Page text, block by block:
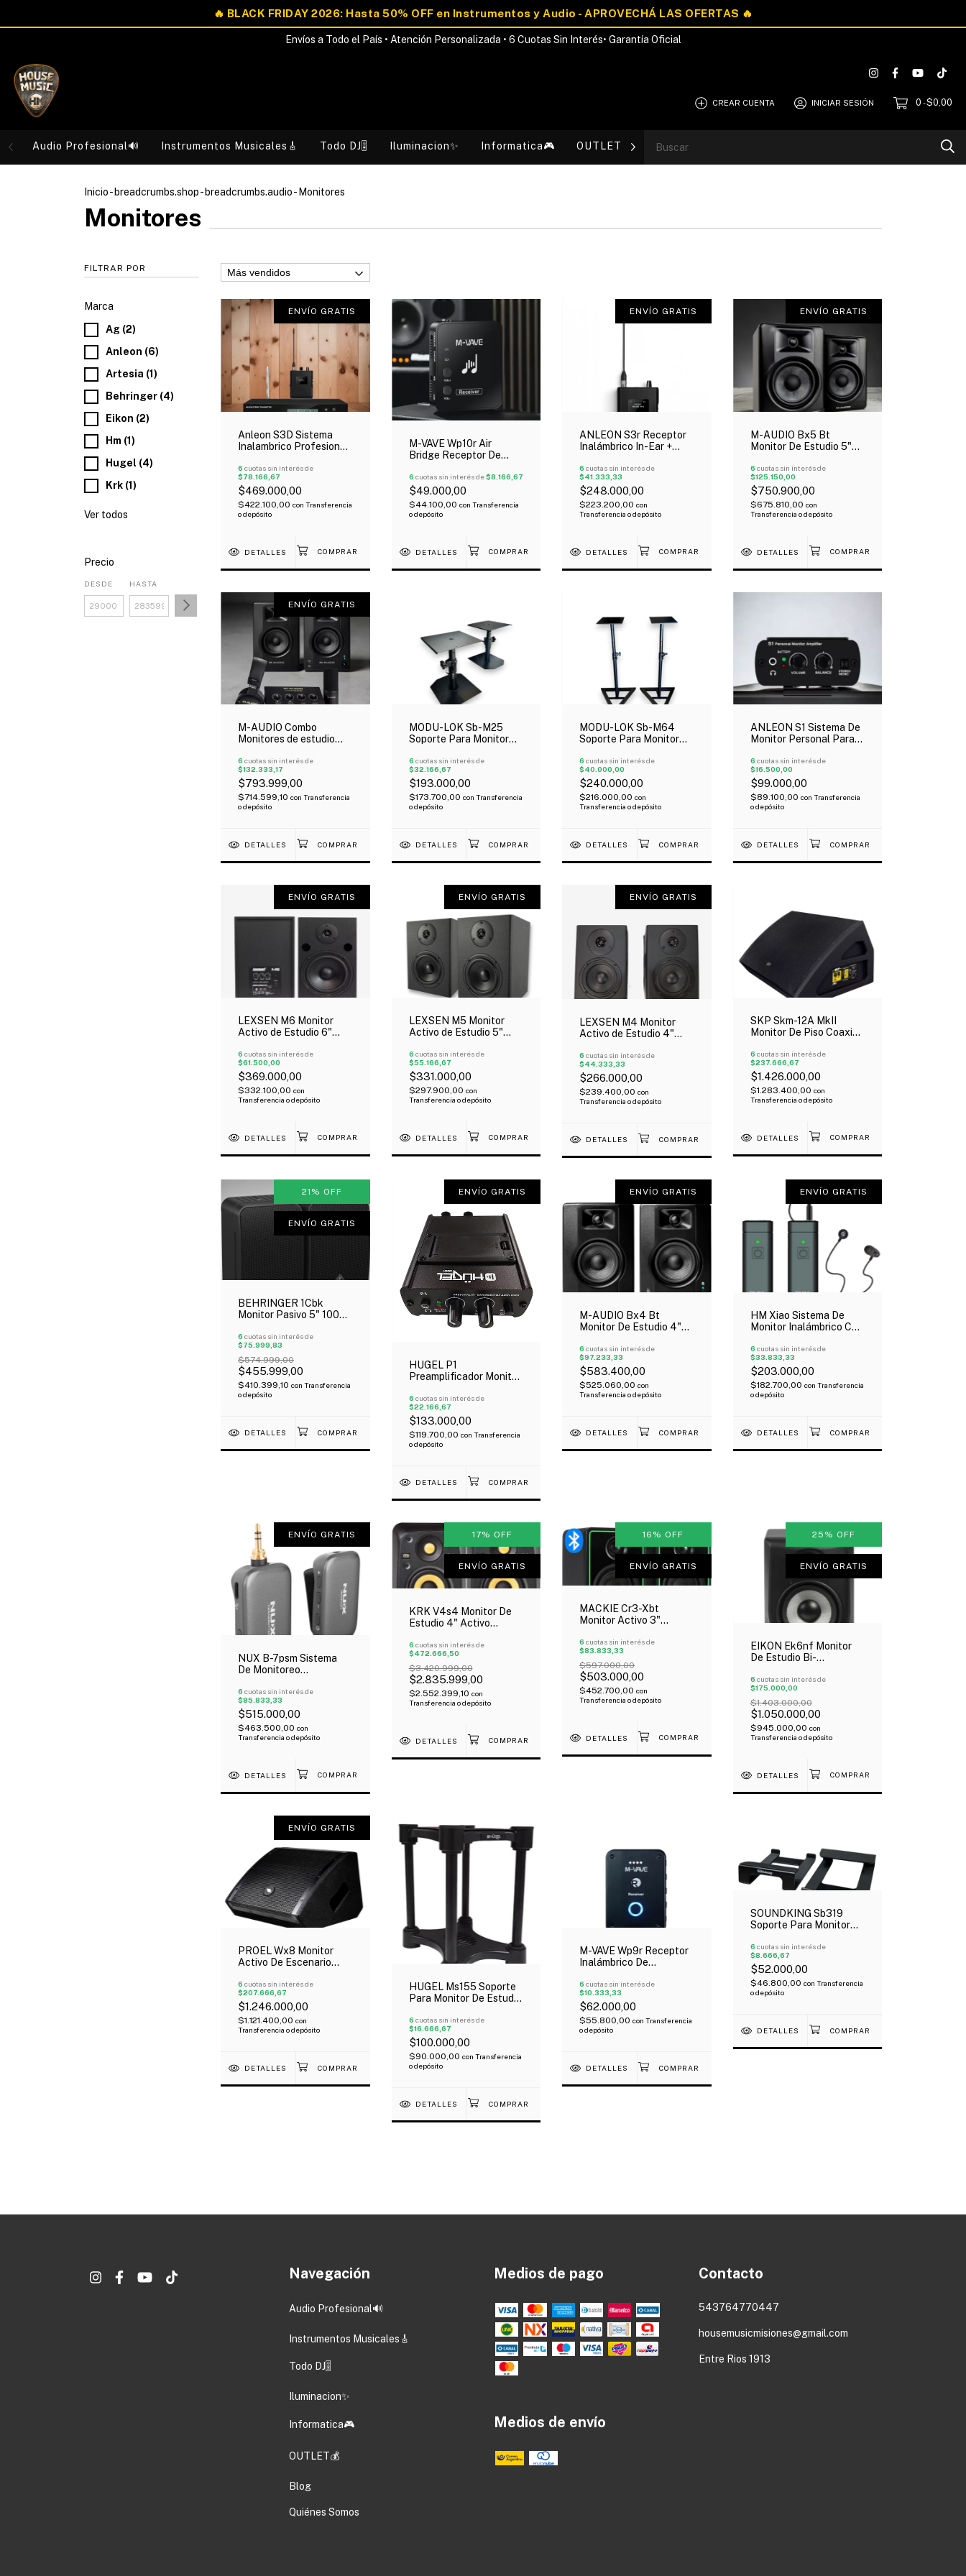
Envíos a Todo el País • Atención Personalizada • 6 Cuotas Sin Interés• Garantía Oficial
CREAR CUENTA INICIAR SESIÓN 0 -$0,00
Audio Profesional🔊 Instrumentos Musicales🎸 Todo DJ🎚️ Iluminacion✨ Informatica🎮 OUTLET💰 Blog
Inicio- breadcrumbs.shop- breadcrumbs.audio- Monitores
Monitores
FILTRAR POR
Marca
Ag (2)
Anleon (6)
Artesia (1)
Behringer (4)
Eikon (2)
Hm (1)
Hugel (4)
Krk (1)
Ver todos
Precio
DESDE HASTA
ENVÍO GRATIS
Anleon S3D Sistema
Inalambrico Profesional
Monitoreo In Ear Oferta!
6 cuotas sin interés de
$78.166,67
$469.000,00
$422.100,00 con Transferencia
o depósito
DETALLES
M-VAVE Wp10r Air
Bridge Receptor De
Auriculares
6 cuotas sin interés de$8.166,67
$49.000,00
$44.100,00 con Transferencia
o depósito
DETALLES
ENVÍO GRATIS
ANLEON S3r Receptor
Inalámbrico In-Ear +
6 cuotas sin interés de
$41.333,33
$248.000,00
$223.200,00 con
Transferencia o depósito
DETALLES
ENVÍO GRATIS
M-AUDIO Bx5 Bt
Monitor De Estudio 5"
120W Bluetooth
6 cuotas sin interés de
$125.150,00
$750.900,00
$675.810,00 con
Transferencia o depósito
DETALLES
ENVÍO GRATIS
M-AUDIO Combo
Monitores de estudio
Duo Hd Producer Pack
6 cuotas sin interés de
$132.333,17
$793.999,00
$714.599,10 con Transferencia
o depósito
DETALLES
MODU-LOK Sb-M25
Soporte Para Monitor
6 cuotas sin interés de
$32.166,67
$193.000,00
$173.700,00 con Transferencia
o depósito
DETALLES
MODU-LOK Sb-M64
Soporte Para Monitor
6 cuotas sin interés de
$40.000,00
$240.000,00
$216.000,00 con
Transferencia o depósito
DETALLES
ANLEON S1 Sistema De
Monitor Personal Para
Mono
6 cuotas sin interés de
$16.500,00
$99.000,00
$89.100,00 con Transferencia
o depósito
DETALLES
ENVÍO GRATIS
LEXSEN M6 Monitor
Activo de Estudio 6"
6 cuotas sin interés de
$61.500,00
$369.000,00
$332.100,00 con
Transferencia o depósito
DETALLES
ENVÍO GRATIS
LEXSEN M5 Monitor
Activo de Estudio 5"
6 cuotas sin interés de
$55.166,67
$331.000,00
$297.900,00 con
Transferencia o depósito
DETALLES
ENVÍO GRATIS
LEXSEN M4 Monitor
Activo de Estudio 4"
6 cuotas sin interés de
$44.333,33
$266.000,00
$239.400,00 con
Transferencia o depósito
DETALLES
SKP Skm-12A MkII
Monitor De Piso Coaxial
1400W
6 cuotas sin interés de
$237.666,67
$1.426.000,00
$1.283.400,00 con
Transferencia o depósito
DETALLES
21 % OFF
ENVÍO GRATIS
BEHRINGER 1Cbk
Monitor Pasivo 5" 100
Ohms X Par Oferta!
6 cuotas sin interés de
$75.999,83
$574.999,00
$455.999,00
$410.399,10 con Transferencia
o depósito
DETALLES
ENVÍO GRATIS
HUGEL P1
Preamplificador Monitor
Entradas Xlr Oferta!
6 cuotas sin interés de
$22.166,67
$133.000,00
$119.700,00 con Transferencia
o depósito
DETALLES
ENVÍO GRATIS
M-AUDIO Bx4 Bt
Monitor De Estudio 4"
120W Bluetooth
6 cuotas sin interés de
$97.233,33
$583.400,00
$525.060,00 con
Transferencia o depósito
DETALLES
ENVÍO GRATIS
HM Xiao Sistema De
Monitor Inalámbrico Con
Oferta!
6 cuotas sin interés de
$33.833,33
$203.000,00
$182.700,00 con Transferencia
o depósito
DETALLES
ENVÍO GRATIS
NUX B-7psm Sistema
De Monitoreo
Oferta!
6 cuotas sin interés de
$85.833,33
$515.000,00
$463.500,00 con
Transferencia o depósito
DETALLES
17% OFF
ENVÍO GRATIS
KRK V4s4 Monitor De
Estudio 4" Activo
Oferta!
6 cuotas sin interés de
$472.666,50
$3.420.999,00
$2.835.999,00
$2.552.399,10 con
Transferencia o depósito
DETALLES
16 % OFF
ENVÍO GRATIS
MACKIE Cr3-Xbt
Monitor Activo 3"
Multimedia Bluetooth
Par Oferta!
6 cuotas sin interés de
$83.833,33
$597.000,00
$503.000,00
$452.700,00 con
Transferencia o depósito
DETALLES
25 % OFF
ENVÍO GRATIS
EIKON Ek6nf Monitor
De Estudio Bi-
Par Oferta!
6 cuotas sin interés de
$175.000,00
$1.403.000,00
$1.050.000,00
$945.000,00 con
Transferencia o depósito
DETALLES
ENVÍO GRATIS
PROEL Wx8 Monitor
Activo De Escenario
Woofer 8" Oferta!
6 cuotas sin interés de
$207.666,67
$1.246.000,00
$1.121.400,00 con
Transferencia o depósito
DETALLES
HUGEL Ms155 Soporte
Para Monitor De Estudio
Regulable Oferta!
6 cuotas sin interés de
$16.666,67
$100.000,00
$90.000,00 con Transferencia
o depósito
DETALLES
M-VAVE Wp9r Receptor
Inalámbrico De
6 cuotas sin interés de
$10.333,33
$62.000,00
$55.800,00 con Transferencia
o depósito
DETALLES
SOUNDKING Sb319
Soporte Para Monitor
Metálico
6 cuotas sin interés de
$8.666,67
$52.000,00
$46.800,00 con Transferencia
o depósito
DETALLES
Navegación
Audio Profesional🔊
Instrumentos Musicales🎸
Todo DJ🎚️
Iluminacion✨
Informatica🎮
OUTLET💰
Blog
Quiénes Somos
Medios de pago
Medios de envío
Contacto
543764770447
housemusicmisiones@gmail.com
Entre Rios 1913